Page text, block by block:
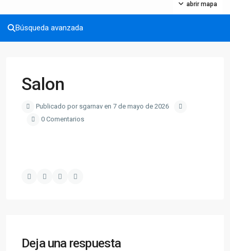
abrir mapa
Búsqueda avanzada
Salon
Publicado por sgarnav en 7 de mayo de 2026
0 Comentarios
Deja una respuesta